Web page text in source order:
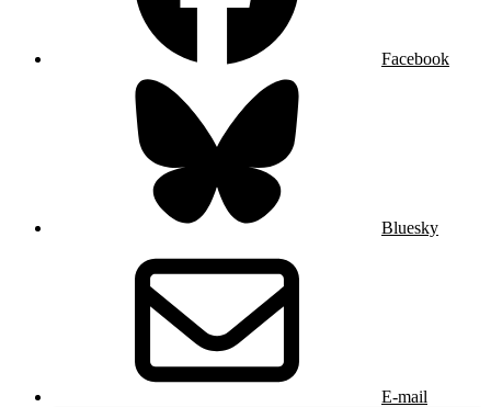
Facebook
Bluesky
E-mail